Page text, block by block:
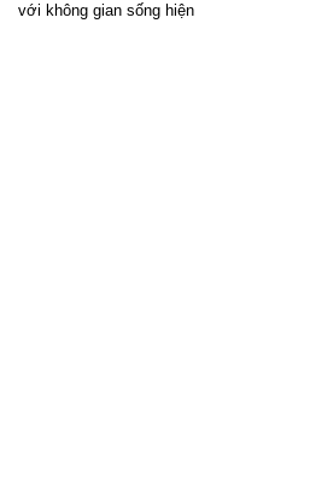
với không gian sống hiện